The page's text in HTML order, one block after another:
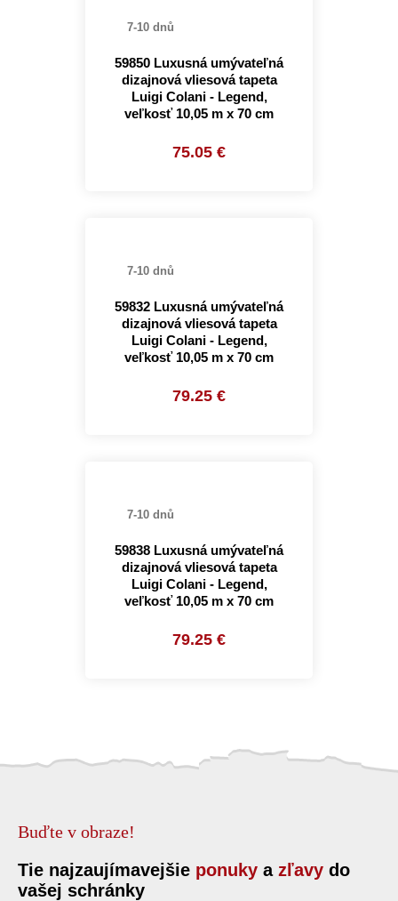
7-10 dnů
59850 Luxusná umývateľná
dizajnová vliesová tapeta
Luigi Colani - Legend,
veľkosť 10,05 m x 70 cm
75.05 €
7-10 dnů
59832 Luxusná umývateľná
dizajnová vliesová tapeta
Luigi Colani - Legend,
veľkosť 10,05 m x 70 cm
79.25 €
7-10 dnů
59838 Luxusná umývateľná
dizajnová vliesová tapeta
Luigi Colani - Legend,
veľkosť 10,05 m x 70 cm
79.25 €
Buďte v obraze!
Tie najzaujímavejšie ponuky a zľavy do
vašej schránky